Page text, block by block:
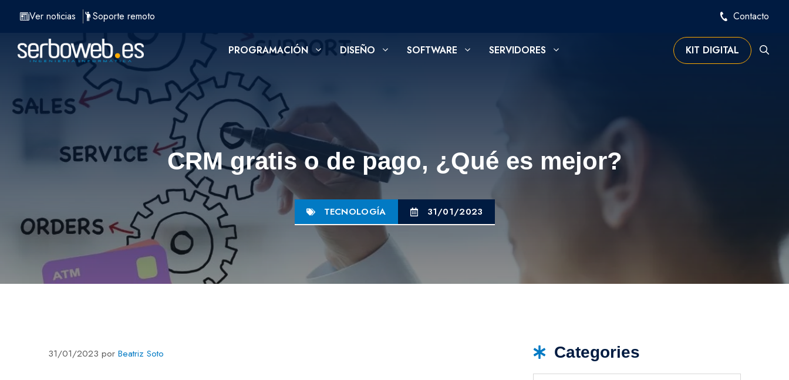
Ver noticias Soporte remoto Contacto
PROGRAMACIÓN DISEÑO SOFTWARE SERVIDORES KIT DIGITAL
CRM gratis o de pago, ¿Qué es mejor?
TECNOLOGÍA 31/01/2023
31/01/2023 por Beatriz Soto Categories